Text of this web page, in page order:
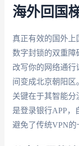
海外回国
真正有效的国外上
数字封锁的双重障
改写你的网络通行
间变成北京朝阳区
关键在于其智能分
是登录银行APP，
避免了传统VPN的